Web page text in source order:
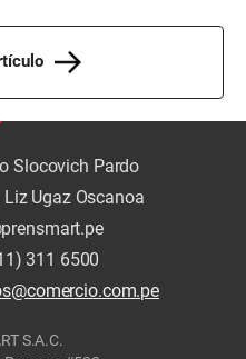
Slocovich Pardo
Ugaz Oscanoa
311 6500
S.A.C.